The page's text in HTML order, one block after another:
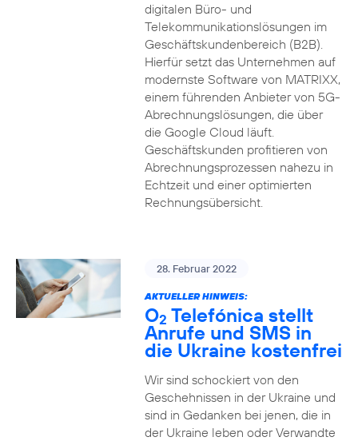
digitalen Büro- und
Telekommunikationslösungen im
Geschäftskundenbereich (B2B).
Hierfür setzt das Unternehmen auf
modernste Software von MATRIXX,
einem führenden Anbieter von 5G-
Abrechnungslösungen, die über
die Google Cloud läuft.
Geschäftskunden profitieren von
Abrechnungsprozessen nahezu in
Echtzeit und einer optimierten
Rechnungsübersicht.
28. Februar 2022
AKTUELLER HINWEIS:
O2 Telefónica stellt
Anrufe und SMS in
die Ukraine kostenfrei
Wir sind schockiert von den
Geschehnissen in der Ukraine und
sind in Gedanken bei jenen, die in
der Ukraine leben oder Verwandte